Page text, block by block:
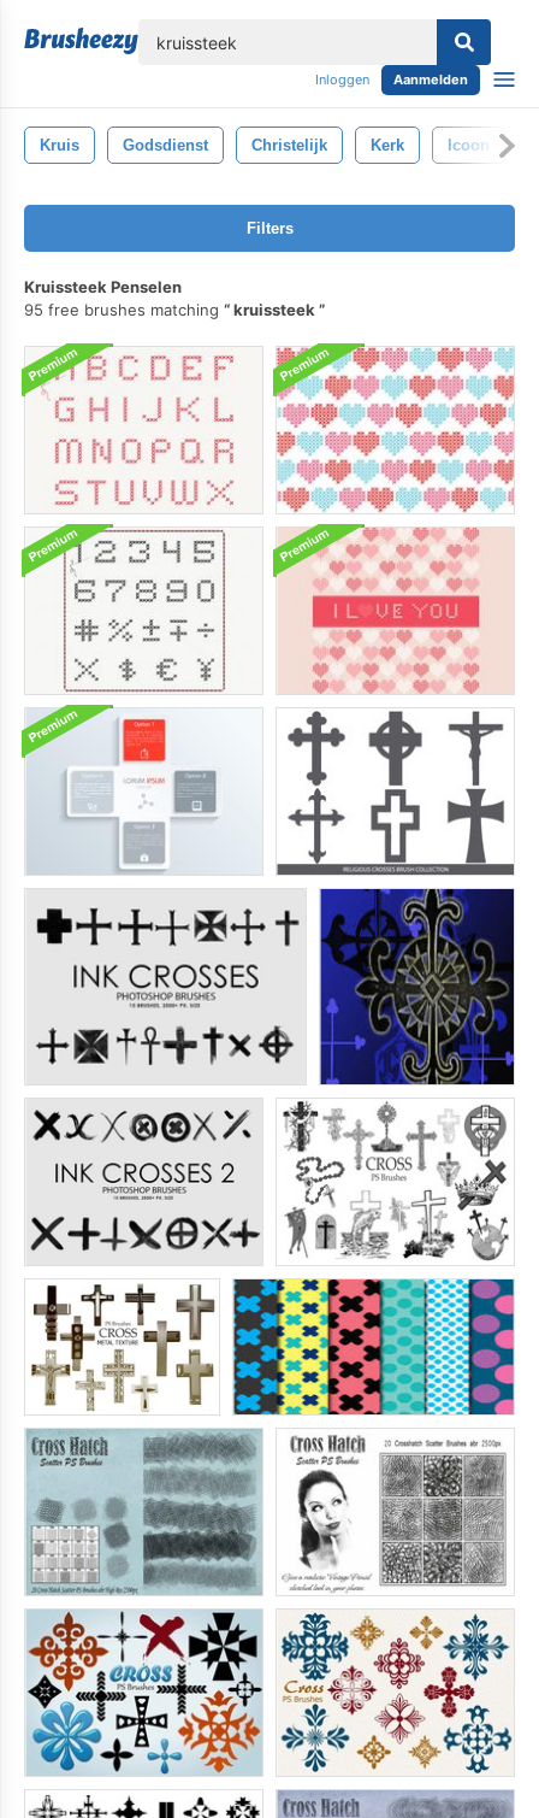
Inloggen Aanmelden
Kruis Godsdienst Christelijk Kerk Icoon
Filters
Kruissteek Penselen
95 free brushes matching
kruissteek